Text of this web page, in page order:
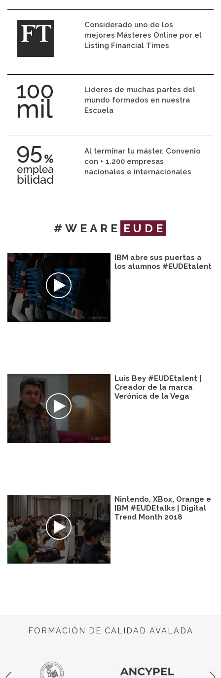
Considerado uno de los
mejores Másteres Online por el
Listing Financial Times
Líderes de muchas partes del
mundo formados en nuestra
Escuela
Al terminar tu máster. Convenio
con + 1.200 empresas
nacionales e internacionales
#WEARE EUDE
IBM abre sus puertas a
los alumnos #EUDEtalent
Luis Bey #EUDEtalent |
Creador de la marca
Verónica de la Vega
Nintendo, XBox, Orange e
IBM #EUDEtalks | Digital
Trend Month 2018
FORMACIÓN DE CALIDAD AVALADA